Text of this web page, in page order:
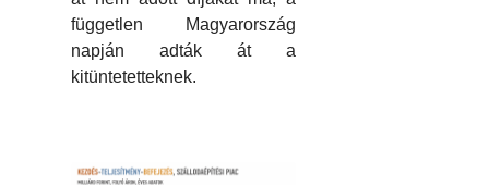
független Magyarország
napján adták át a
kitüntetetteknek.